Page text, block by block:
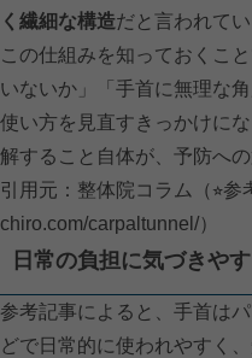
く繊細な構造だと言われてい
この仕組みを知っておくこ
いないか」「手首に無理な
使い方を見直すきっかけに
解すること自体が、予防へ
引用元：整体院コラム（⭐︎参
chiro.com/carpaltunnel/）
日常の負担に気づきや
参考記事によると、手首は
どで日常的に使われやすく